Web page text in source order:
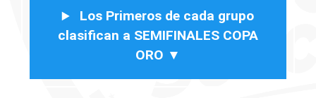
Los Primeros de cada grupo
clasifican a SEMIFINALES COPA
ORO ▼